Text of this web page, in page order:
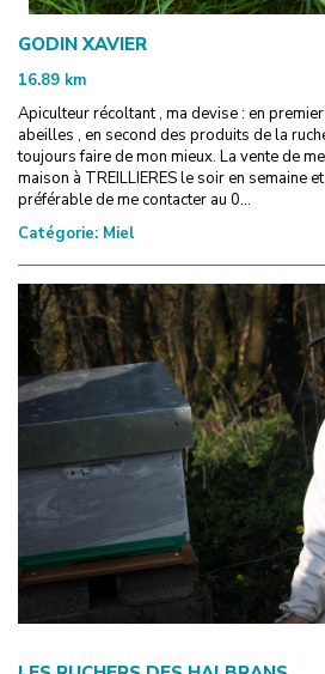
GODIN XAVIER
16.89 km
Apiculteur récoltant , ma devise : en
abeilles , en second des produits de la
toujours faire de mon mieux. La vente de
maison à TREILLIERES le soir en semaine
préférable de me contacter au 0...
Catégorie: Miel